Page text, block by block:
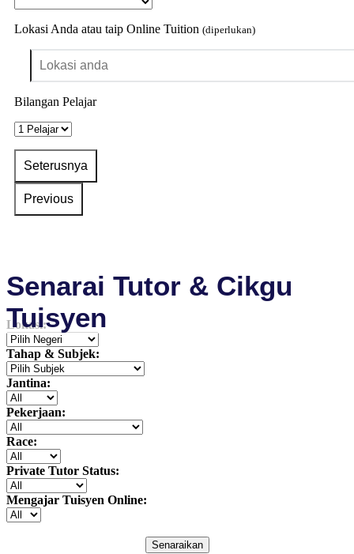
Lokasi Anda atau taip Online Tuition (diperlukan)
Bilangan Pelajar
Senarai Tutor & Cikgu
Tuisyen
Lokasi:
Tahap & Subjek:
Jantina:
Pekerjaan:
Race:
Private Tutor Status:
Mengajar Tuisyen Online:
Senaraikan